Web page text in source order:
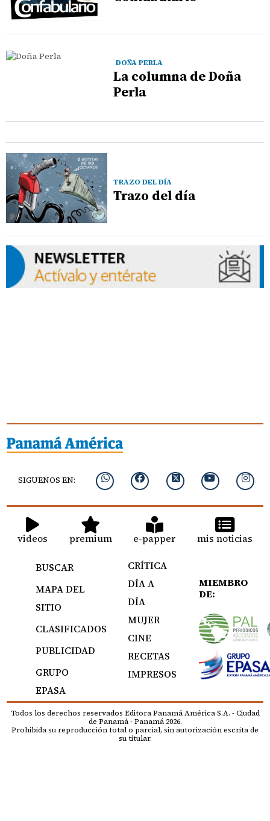
DOÑA PERLA
La columna de Doña
Perla
TRAZO DEL DÍA
Trazo del día
SIGUENOS EN:
videos premium e-papper mis noticias
BUSCAR
MAPA DEL
SITIO
CLASIFICADOS
PUBLICIDAD
GRUPO
EPASA
CRÍTICA
DÍA A
DÍA
MUJER
CINE
RECETAS
IMPRESOS
MIEMBRO
DE:
Todos los derechos reservados Editora Panamá América S.A. - Ciudad
de Panamá - Panamá 2026.
Prohibida su reproducción total o parcial, sin autorización escrita de
su titular.